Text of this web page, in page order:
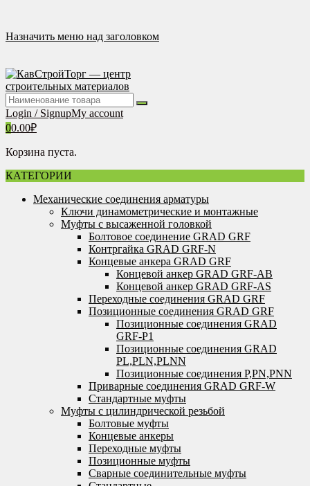
содержимому
Назначить меню над заголовком
Login / SignupMy account
00.00₽
Корзина пуста.
КАТЕГОРИИ
Механические соединения арматуры
Ключи динамометрические и монтажные
Муфты с высаженной головкой
Болтовое соединение GRAD GRF
Контргайка GRAD GRF-N
Концевые анкера GRAD GRF
Концевой анкер GRAD GRF-AB
Концевой анкер GRAD GRF-AS
Переходные соединения GRAD GRF
Позиционные соединения GRAD GRF
Позиционные соединения GRAD
GRF-P1
Позиционные соединения GRAD
PL,PLN,PLNN
Позиционные соединения P,PN,PNN
Приварные соединения GRAD GRF-W
Стандартные муфты
Муфты с цилиндрической резьбой
Болтовые муфты
Концевые анкеры
Переходные муфты
Позиционные муфты
Сварные соединительные муфты